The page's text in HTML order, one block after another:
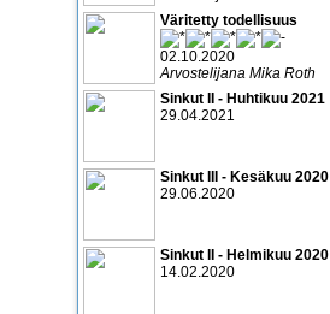
Väritetty todellisuus
02.10.2020
Arvostelijana Mika Roth
Sinkut II - Huhtikuu 2021
29.04.2021
Sinkut III - Kesäkuu 2020
29.06.2020
Sinkut II - Helmikuu 2020
14.02.2020